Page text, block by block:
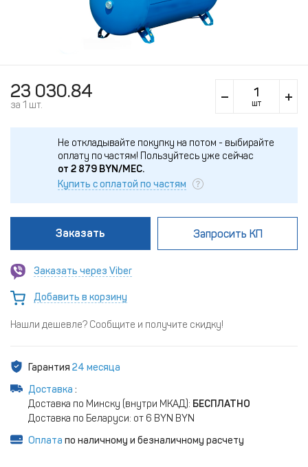
23 030.84
за 1 шт. шт
Не откладывайте покупку на потом - выбирайте
оплату по частям! Пользуйтесь уже сейчас
от 2 879 BYN/МЕС.
Купить с оплатой по частям
Заказать Запросить КП
Заказать через Viber
Добавить в корзину
Нашли дешевле? Сообщите и получите скидку!
Гарантия 24 месяца
Доставка :
Доставка по Минску (внутри МКАД): БЕСПЛАТНО
Доставка по Беларуси: от 6 BYN BYN
Оплата по наличному и безналичному расчету